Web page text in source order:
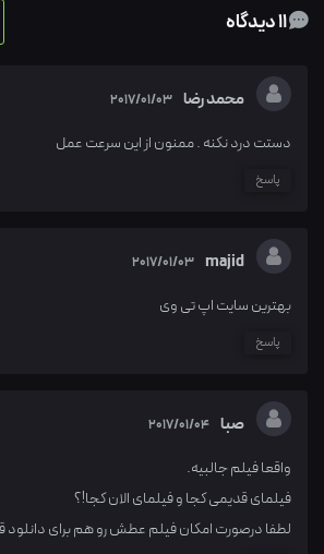
محمد رضا 2017/01/03
دستت درد نکنه . ممنون از این سرعت عمل
پاسخ
majid
2017/01/03
بهترین سایت اپ تی وی
پاسخ
صبا 2017/01/04
واقعا فیلم جالبیه.
فیلمای قدیمی کجا و فیلمای الان کجا!؟
لطفا درصورت امکان فیلم عطش رو هم برای دانلود